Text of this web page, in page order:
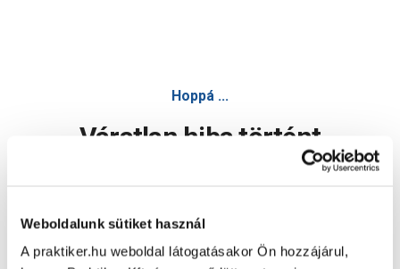
Weboldalunk sütiket használ
A praktiker.hu weboldal látogatásakor Ön hozzájárul,
Hoppá ...
Váratlan hiba történt
Oldal újratöltése